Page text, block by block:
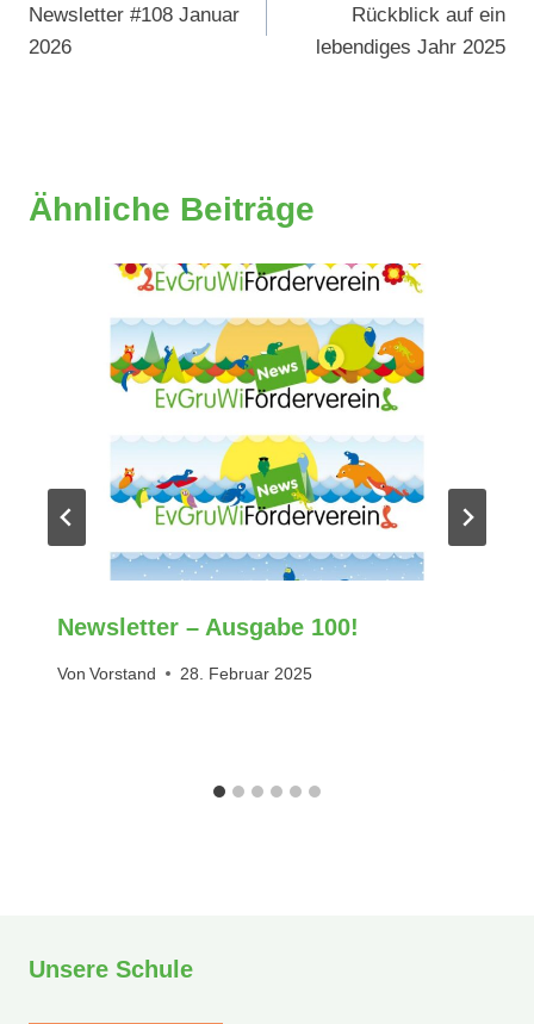
Newsletter #108 Januar
2026
Rückblick auf ein
lebendiges Jahr 2025
Ähnliche Beiträge
Newsletter – Ausgabe 100!
Von Vorstand 28. Februar 2025
Unsere Schule